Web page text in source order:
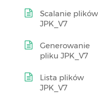
Scalanie plików
JPK_V7
Generowanie
pliku JPK_V7
Lista plików
JPK_V7